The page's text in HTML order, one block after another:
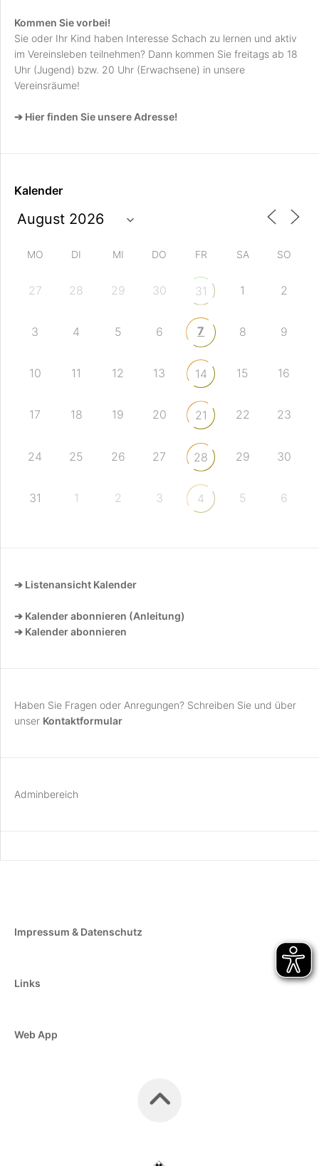
Kommen Sie vorbei!
Sie oder Ihr Kind haben Interesse Schach zu lernen und aktiv
im Vereinsleben teilnehmen? Dann kommen Sie freitags ab 18
Uhr (Jugend) bzw. 20 Uhr (Erwachsene) in unsere
Vereinsräume!
➔ Hier finden Sie unsere Adresse!
Kalender
MO DI MI DO FR SA SO
27 28 29 30 31 1 2
3 4 5 6 7 8 9
10 11 12 13 14 15 16
17 18 19 20 21 22 23
24 25 26 27 28 29 30
31 1 2 3 4 5 6
➔ Listenansicht Kalender
➔ Kalender abonnieren (Anleitung)
➔ Kalender abonnieren
Haben Sie Fragen oder Anregungen? Schreiben Sie und über
unser Kontaktformular
Adminbereich
Impressum & Datenschutz
Links
Web App